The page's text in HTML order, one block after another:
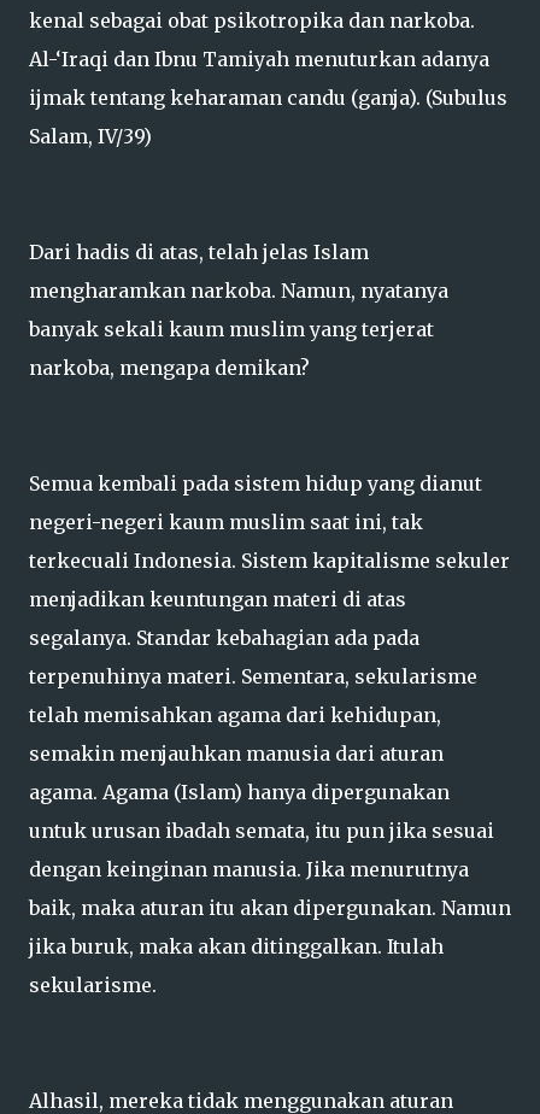
kenal sebagai obat psikotropika dan narkoba.
Al-‘Iraqi dan Ibnu Tamiyah menuturkan adanya
ijmak tentang keharaman candu (ganja). (Subulus
Salam, IV/39)
Dari hadis di atas, telah jelas Islam
mengharamkan narkoba. Namun, nyatanya
banyak sekali kaum muslim yang terjerat
narkoba, mengapa demikan?
Semua kembali pada sistem hidup yang dianut
negeri-negeri kaum muslim saat ini, tak
terkecuali Indonesia. Sistem kapitalisme sekuler
menjadikan keuntungan materi di atas
segalanya. Standar kebahagian ada pada
terpenuhinya materi. Sementara, sekularisme
telah memisahkan agama dari kehidupan,
semakin menjauhkan manusia dari aturan
agama. Agama (Islam) hanya dipergunakan
untuk urusan ibadah semata, itu pun jika sesuai
dengan keinginan manusia. Jika menurutnya
baik, maka aturan itu akan dipergunakan. Namun
jika buruk, maka akan ditinggalkan. Itulah
sekularisme.
Alhasil, mereka tidak menggunakan aturan